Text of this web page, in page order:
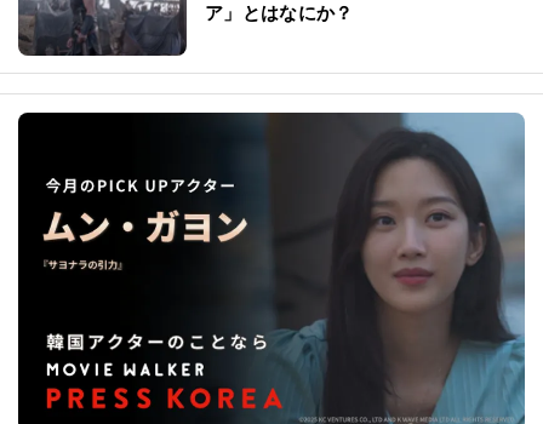
ア」とはなにか？